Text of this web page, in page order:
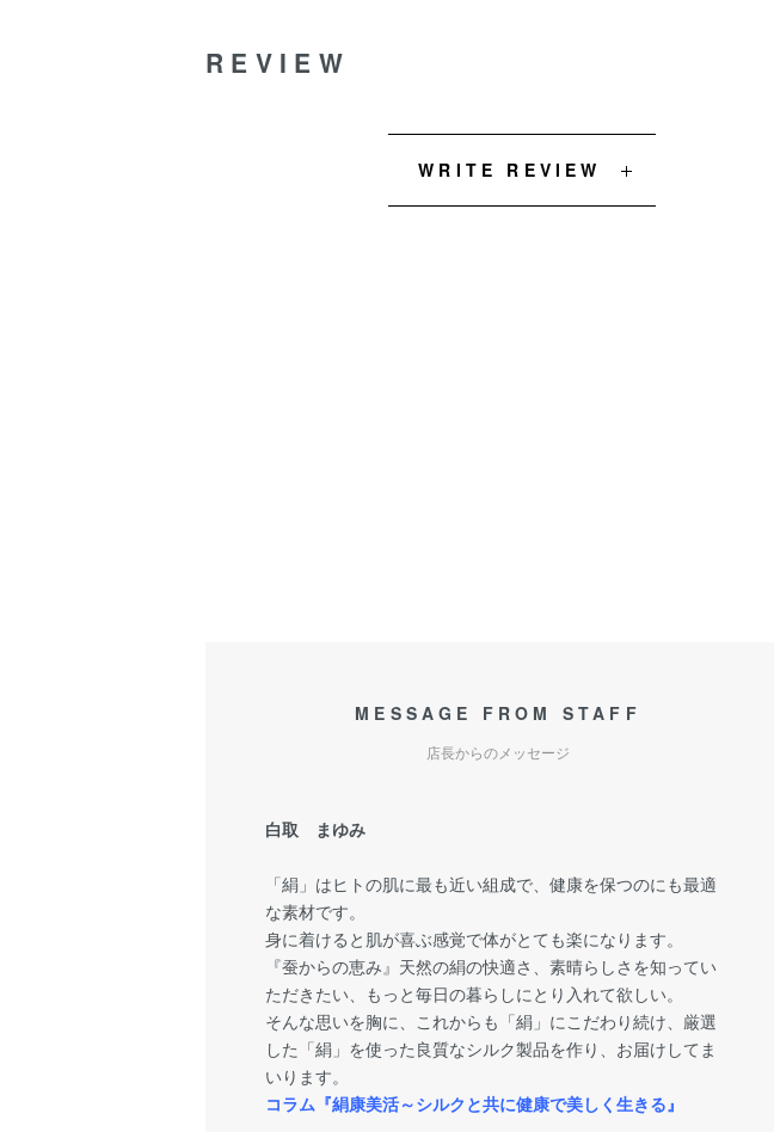
REVIEW
WRITE REVIEW
MESSAGE FROM STAFF
店長からのメッセージ
白取 まゆみ
「絹」はヒトの肌に最も近い組成で、健康を保つのにも最適
な素材です。
身に着けると肌が喜ぶ感覚で体がとても楽になります。
『蚕からの恵み』天然の絹の快適さ、素晴らしさを知ってい
ただきたい、もっと毎日の暮らしにとり入れて欲しい。
そんな思いを胸に、これからも「絹」にこだわり続け、厳選
した「絹」を使った良質なシルク製品を作り、お届けしてま
いります。
コラム『絹康美活～シルクと共に健康で美しく生きる』